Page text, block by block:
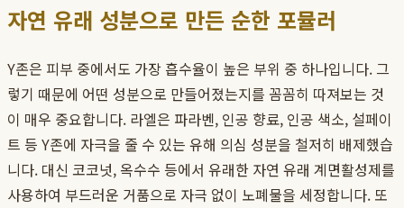
자연 유래 성분으로 만든 순한 포뮬러
Y존은 피부 중에서도 가장 흡수율이 높은 부위 중 하나입니다. 그
렇기 때문에 어떤 성분으로 만들어졌는지를 꼼꼼히 따져보는 것
이 매우 중요합니다. 라엘은 파라벤, 인공 향료, 인공 색소, 설페이
트 등 Y존에 자극을 줄 수 있는 유해 의심 성분을 철저히 배제했습
니다. 대신 코코넛, 옥수수 등에서 유래한 자연 유래 계면활성제를
사용하여 부드러운 거품으로 자극 없이 노폐물을 세정합니다. 또